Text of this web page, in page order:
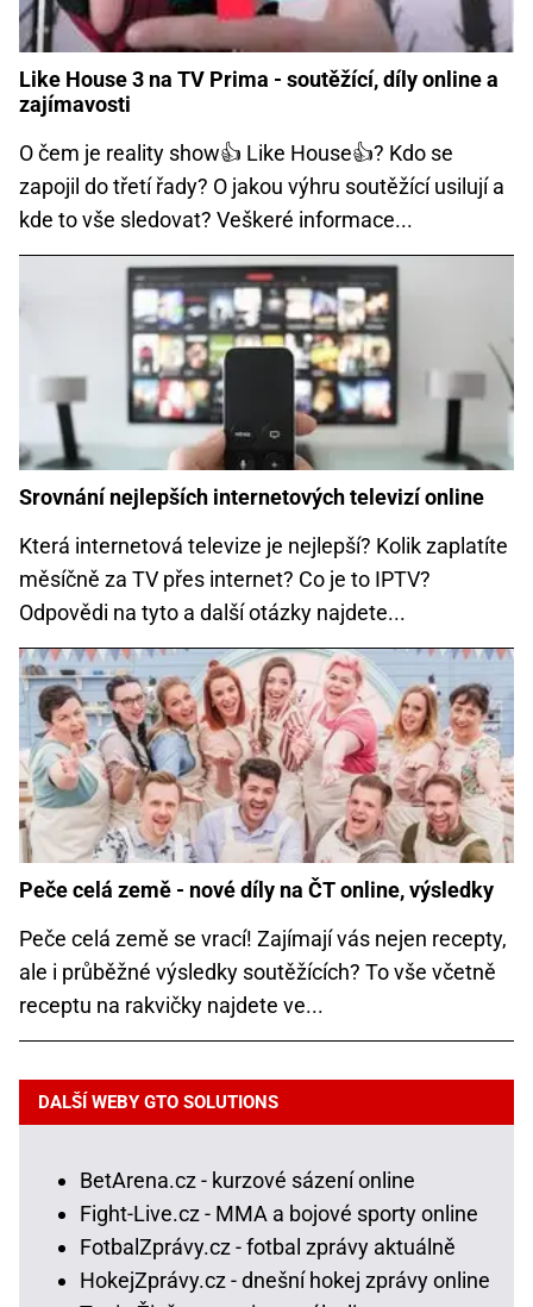
Like House 3 na TV Prima - soutěžící, díly online a
zajímavosti
O čem je reality show👍 Like House👍? Kdo se
zapojil do třetí řady? O jakou výhru soutěžící usilují a
kde to vše sledovat? Veškeré informace...
Srovnání nejlepších internetových televizí online
Která internetová televize je nejlepší? Kolik zaplatíte
měsíčně za TV přes internet? Co je to IPTV?
Odpovědi na tyto a další otázky najdete...
Peče celá země - nové díly na ČT online, výsledky
Peče celá země se vrací! Zajímají vás nejen recepty,
ale i průběžné výsledky soutěžících? To vše včetně
receptu na rakvičky najdete ve...
DALŠÍ WEBY GTO SOLUTIONS
BetArena.cz - kurzové sázení online
Fight-Live.cz - MMA a bojové sporty online
FotbalZprávy.cz - fotbal zprávy aktuálně
HokejZprávy.cz - dnešní hokej zprávy online